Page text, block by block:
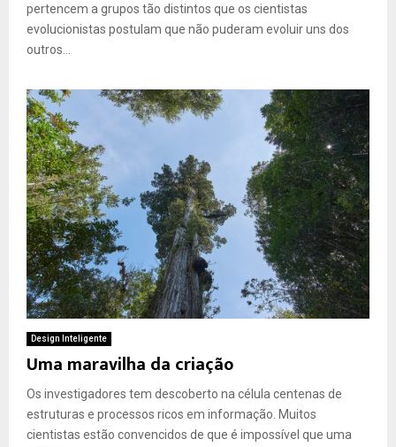
pertencem a grupos tão distintos que os cientistas
evolucionistas postulam que não puderam evoluir uns dos
outros...
Design Inteligente
Uma maravilha da criação
Os investigadores tem descoberto na célula centenas de
estruturas e processos ricos em informação. Muitos
cientistas estão convencidos de que é impossível que uma